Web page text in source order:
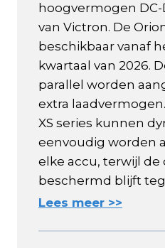
hoogvermogen
van Victron. De Orion
beschikbaar vanaf
kwartaal van 2026.
parallel worden
extra
XS series kunnen
eenvoudig worden
elke accu, terwijl de
beschermd blijft
Lees meer >>